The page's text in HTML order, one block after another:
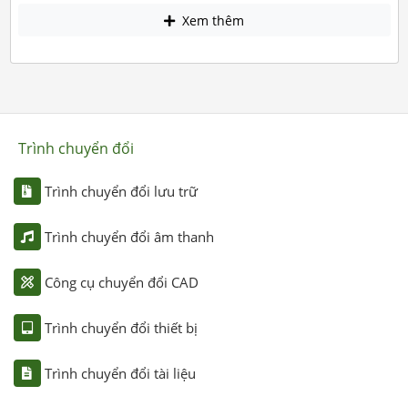
Xem thêm
Trình chuyển đổi
Trình chuyển đổi lưu trữ
Trình chuyển đổi âm thanh
Công cụ chuyển đổi CAD
Trình chuyển đổi thiết bị
Trình chuyển đổi tài liệu